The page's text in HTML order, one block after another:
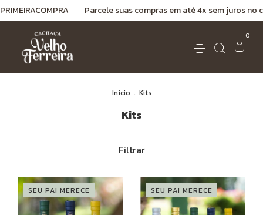
Parcele suas compras em até 4x sem juros no cartão
0
Início . Kits
Kits
Filtrar
SEU PAI MERECE SEU PAI MERECE